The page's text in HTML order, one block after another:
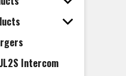
Intercom